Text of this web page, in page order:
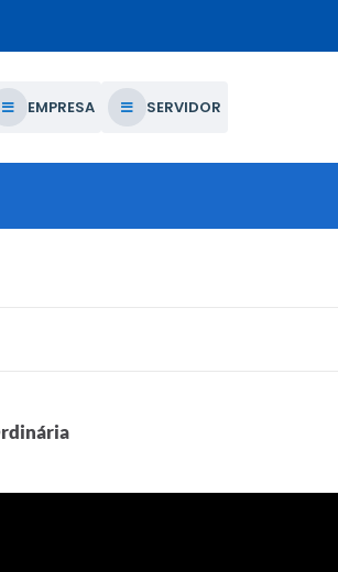
EMPRESA SERVIDOR